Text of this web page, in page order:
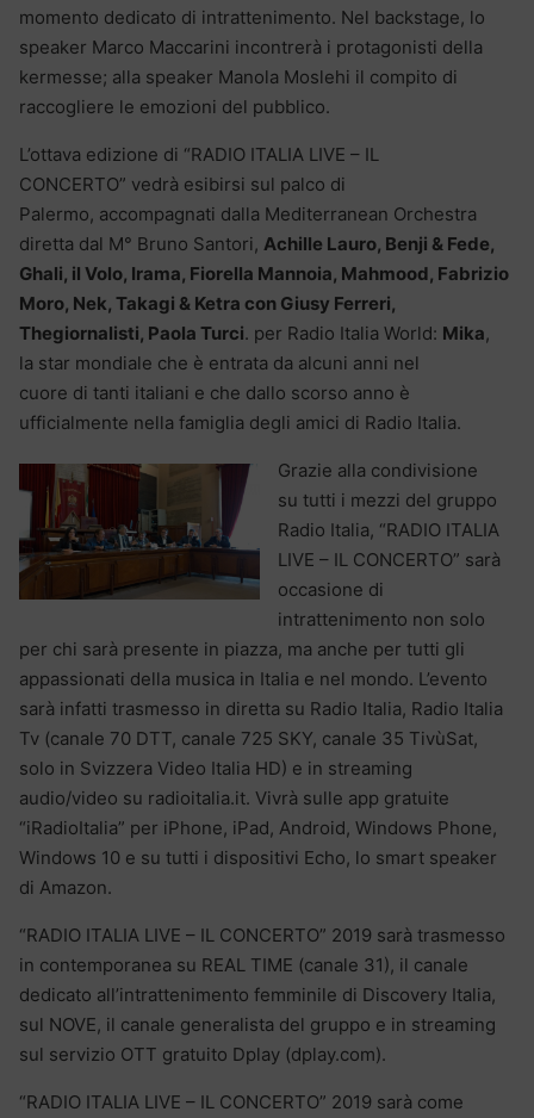
momento dedicato di intrattenimento. Nel backstage, lo
speaker Marco Maccarini incontrerà i protagonisti della
kermesse; alla speaker Manola Moslehi il compito di
raccogliere le emozioni del pubblico.
L’ottava edizione di “RADIO ITALIA LIVE – IL
CONCERTO” vedrà esibirsi sul palco di
Palermo, accompagnati dalla Mediterranean Orchestra
diretta dal M° Bruno Santori, Achille Lauro, Benji & Fede,
Ghali, il Volo, Irama, Fiorella Mannoia, Mahmood, Fabrizio
Moro, Nek, Takagi & Ketra con Giusy Ferreri,
Thegiornalisti, Paola Turci. per Radio Italia World: Mika,
la star mondiale che è entrata da alcuni anni nel
cuore di tanti italiani e che dallo scorso anno è
ufficialmente nella famiglia degli amici di Radio Italia.
Grazie alla condivisione
su tutti i mezzi del gruppo
Radio Italia, “RADIO ITALIA
LIVE – IL CONCERTO” sarà
occasione di
intrattenimento non solo
per chi sarà presente in piazza, ma anche per tutti gli
appassionati della musica in Italia e nel mondo. L’evento
sarà infatti trasmesso in diretta su Radio Italia, Radio Italia
Tv (canale 70 DTT, canale 725 SKY, canale 35 TivùSat,
solo in Svizzera Video Italia HD) e in streaming
audio/video su radioitalia.it. Vivrà sulle app gratuite
“iRadioItalia” per iPhone, iPad, Android, Windows Phone,
Windows 10 e su tutti i dispositivi Echo, lo smart speaker
di Amazon.
“RADIO ITALIA LIVE – IL CONCERTO” 2019 sarà trasmesso
in contemporanea su REAL TIME (canale 31), il canale
dedicato all’intrattenimento femminile di Discovery Italia,
sul NOVE, il canale generalista del gruppo e in streaming
sul servizio OTT gratuito Dplay (dplay.com).
“RADIO ITALIA LIVE – IL CONCERTO” 2019 sarà come